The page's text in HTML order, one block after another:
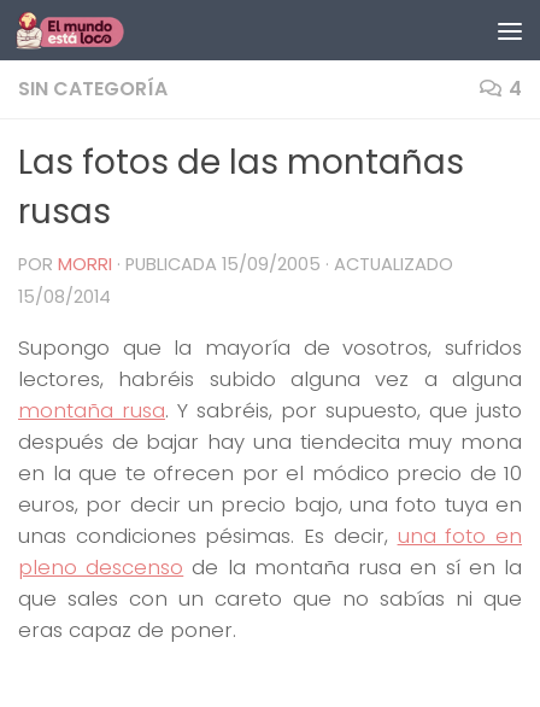
Saltar al contenido
SIN CATEGORÍA 4
Las fotos de las montañas
rusas
POR MORRI · PUBLICADA 15/09/2005 · ACTUALIZADO
15/08/2014
Supongo que la mayoría de vosotros, sufridos
lectores, habréis subido alguna vez a alguna
montaña rusa. Y sabréis, por supuesto, que justo
después de bajar hay una tiendecita muy mona
en la que te ofrecen por el módico precio de 10
euros, por decir un precio bajo, una foto tuya en
unas condiciones pésimas. Es decir, una foto en
pleno descenso de la montaña rusa en sí en la
que sales con un careto que no sabías ni que
eras capaz de poner.